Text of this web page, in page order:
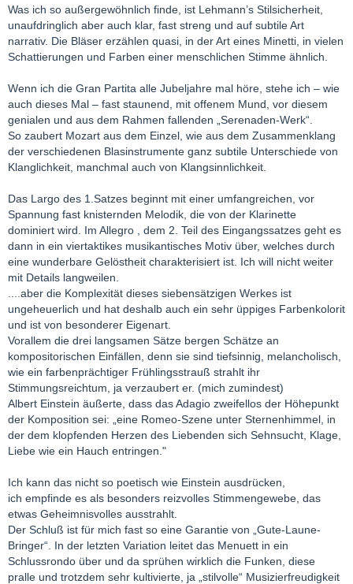
Was ich so außergewöhnlich finde, ist Lehmann’s Stilsicherheit,
unaufdringlich aber auch klar, fast streng und auf subtile Art
narrativ. Die Bläser erzählen quasi, in der Art eines Minetti, in vielen
Schattierungen und Farben einer menschlichen Stimme ähnlich.
Wenn ich die Gran Partita alle Jubeljahre mal höre, stehe ich – wie
auch dieses Mal – fast staunend, mit offenem Mund, vor diesem
genialen und aus dem Rahmen fallenden „Serenaden-Werk“.
So zaubert Mozart aus dem Einzel, wie aus dem Zusammenklang
der verschiedenen Blasinstrumente ganz subtile Unterschiede von
Klanglichkeit, manchmal auch von Klangsinnlichkeit.
Das Largo des 1.Satzes beginnt mit einer umfangreichen, vor
Spannung fast knisternden Melodik, die von der Klarinette
dominiert wird. Im Allegro , dem 2. Teil des Eingangssatzes geht es
dann in ein viertaktikes musikantisches Motiv über, welches durch
eine wunderbare Gelöstheit charakterisiert ist. Ich will nicht weiter
mit Details langweilen.
....aber die Komplexität dieses siebensätzigen Werkes ist
ungeheuerlich und hat deshalb auch ein sehr üppiges Farbenkolorit
und ist von besonderer Eigenart.
Vorallem die drei langsamen Sätze bergen Schätze an
kompositorischen Einfällen, denn sie sind tiefsinnig, melancholisch,
wie ein farbenprächtiger Frühlingsstrauß strahlt ihr
Stimmungsreichtum, ja verzaubert er. (mich zumindest)
Albert Einstein äußerte, dass das Adagio zweifellos der Höhepunkt
der Komposition sei: „eine Romeo-Szene unter Sternenhimmel, in
der dem klopfenden Herzen des Liebenden sich Sehnsucht, Klage,
Liebe wie ein Hauch entringen."
Ich kann das nicht so poetisch wie Einstein ausdrücken,
ich empfinde es als besonders reizvolles Stimmengewebe, das
etwas Geheimnisvolles ausstrahlt.
Der Schluß ist für mich fast so eine Garantie von „Gute-Laune-
Bringer“. In der letzten Variation leitet das Menuett in ein
Schlussrondo über und da sprühen wirklich die Funken, diese
pralle und trotzdem sehr kultivierte, ja „stilvolle“ Musizierfreudigkeit